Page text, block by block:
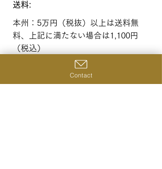
送料:
本州：5万円（税抜）以上は送料無
料、上記に満たない場合は1,100円
（税込）
北海道・沖縄：10万円（税抜）以上
は送料無料、上記に満たない場合は
1,650円（税込）
Contact